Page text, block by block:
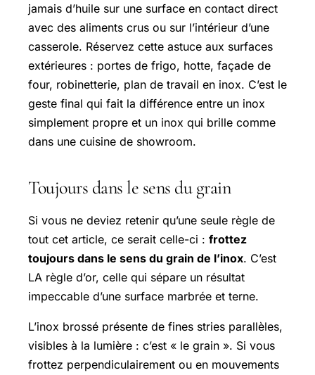
jamais d’huile sur une surface en contact direct
avec des aliments crus ou sur l’intérieur d’une
casserole. Réservez cette astuce aux surfaces
extérieures : portes de frigo, hotte, façade de
four, robinetterie, plan de travail en inox. C’est le
geste final qui fait la différence entre un inox
simplement propre et un inox qui brille comme
dans une cuisine de showroom.
Toujours dans le sens du grain
Si vous ne deviez retenir qu’une seule règle de
tout cet article, ce serait celle-ci : frottez
toujours dans le sens du grain de l’inox. C’est
LA règle d’or, celle qui sépare un résultat
impeccable d’une surface marbrée et terne.
L’inox brossé présente de fines stries parallèles,
visibles à la lumière : c’est « le grain ». Si vous
frottez perpendiculairement ou en mouvements